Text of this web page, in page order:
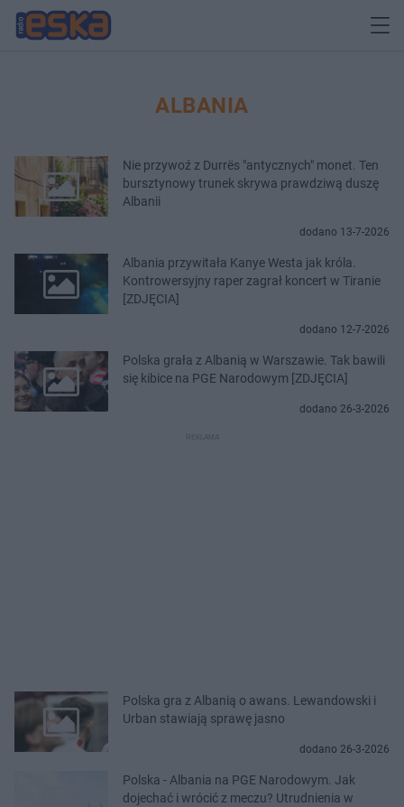
ALBANIA
Nie przywoź z Durrës "antycznych" monet. Ten
bursztynowy trunek skrywa prawdziwą duszę
Albanii
dodano 13-7-2026
Albania przywitała Kanye Westa jak króla.
Kontrowersyjny raper zagrał koncert w Tiranie
[ZDJĘCIA]
dodano 12-7-2026
Polska grała z Albanią w Warszawie. Tak bawili
się kibice na PGE Narodowym [ZDJĘCIA]
dodano 26-3-2026
Polska gra z Albanią o awans. Lewandowski i
Urban stawiają sprawę jasno
dodano 26-3-2026
Polska - Albania na PGE Narodowym. Jak
dojechać i wrócić z meczu? Utrudnienia w